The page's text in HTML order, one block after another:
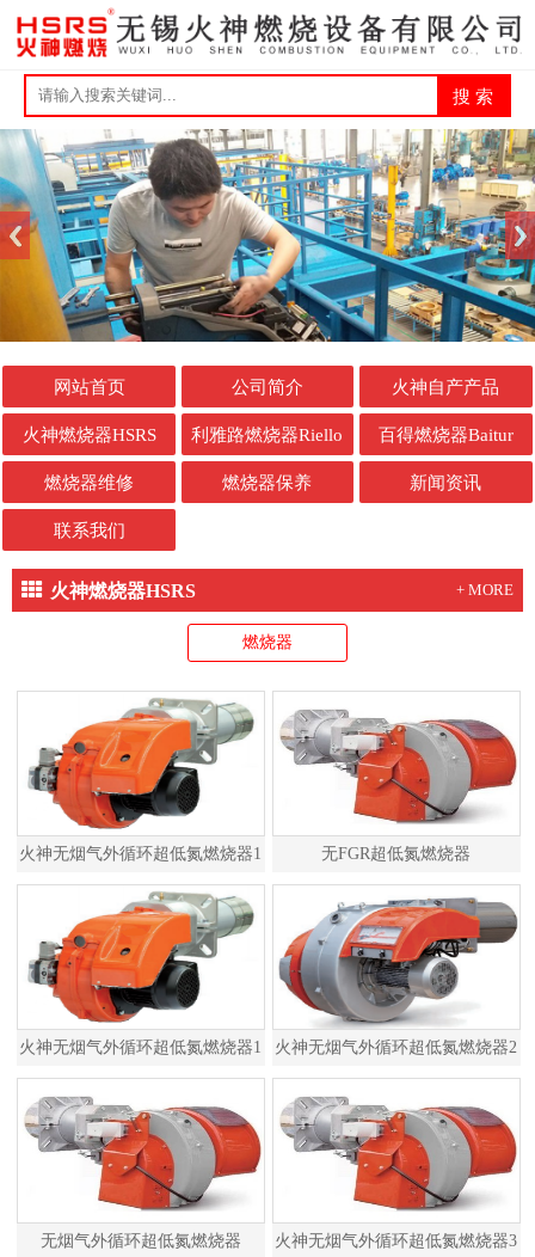
网站首页 公司简介 火神自产产品
火神燃烧器HSRS 利雅路燃烧器Riello 百得燃烧器Baitur
燃烧器维修 燃烧器保养 新闻资讯
联系我们
火神燃烧器HSRS + MORE
燃烧器
火神无烟气外循环超低氮燃烧器1 无FGR超低氮燃烧器
火神无烟气外循环超低氮燃烧器1 火神无烟气外循环超低氮燃烧器2
无烟气外循环超低氮燃烧器 火神无烟气外循环超低氮燃烧器3